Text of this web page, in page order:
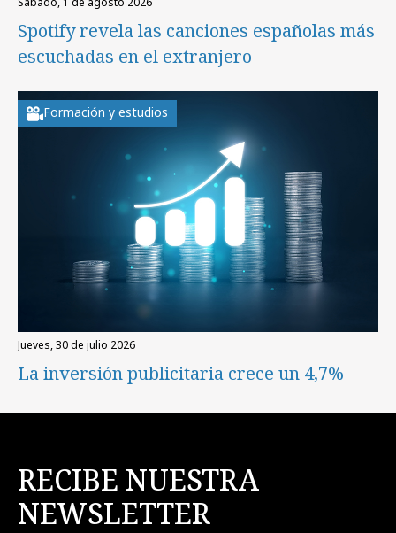
Spotify revela las canciones españolas más
escuchadas en el extranjero
Formación y estudios
jueves, 30 de julio 2026
La inversión publicitaria crece un 4,7%
RECIBE NUESTRA
NEWSLETTER